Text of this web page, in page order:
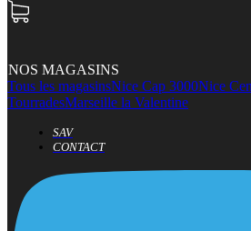
NOS MAGASINS
Tous les magasinsNice Cap 3000Nice
TourradesMarseille la Valentine
SAV
CONTACT